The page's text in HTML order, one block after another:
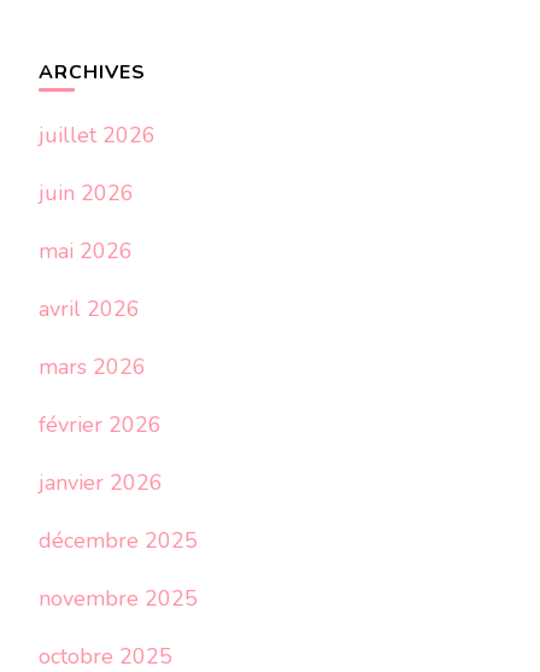
ARCHIVES
juillet 2026
juin 2026
mai 2026
avril 2026
mars 2026
février 2026
janvier 2026
décembre 2025
novembre 2025
octobre 2025